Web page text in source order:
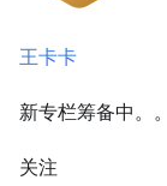
王卡卡
新专栏筹备中。。
关注